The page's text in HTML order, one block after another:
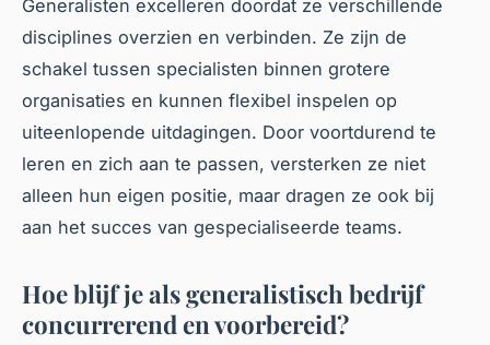
Generalisten excelleren doordat ze verschillende
disciplines overzien en verbinden. Ze zijn de
schakel tussen specialisten binnen grotere
organisaties en kunnen flexibel inspelen op
uiteenlopende uitdagingen. Door voortdurend te
leren en zich aan te passen, versterken ze niet
alleen hun eigen positie, maar dragen ze ook bij
aan het succes van gespecialiseerde teams.
Hoe blijf je als generalistisch bedrijf
concurrerend en voorbereid?